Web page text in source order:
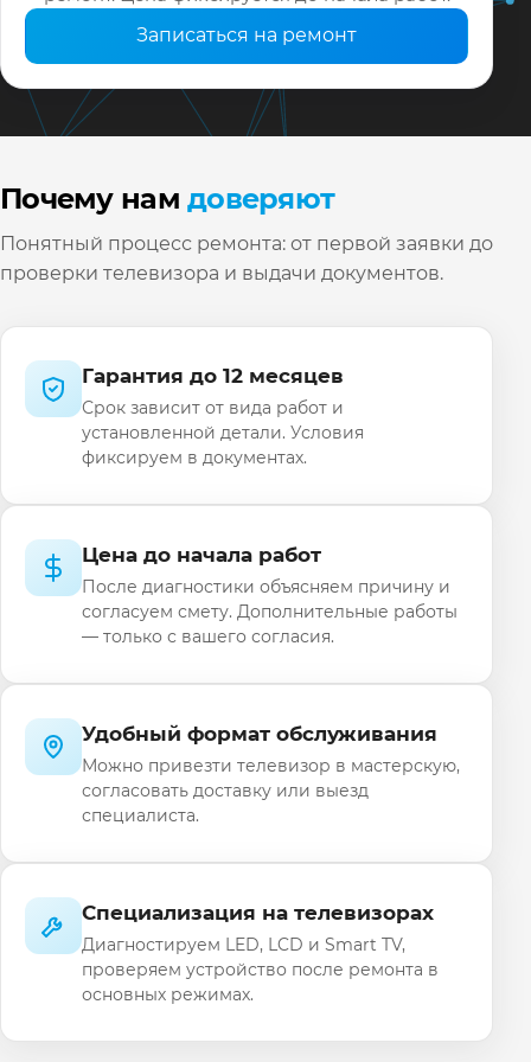
Записаться на ремонт
Почему намдоверяют
Понятный процесс ремонта: от первой заявки до
проверки телевизора и выдачи документов.
Гарантия до 12 месяцев
Срок зависит от вида работ и
установленной детали. Условия
фиксируем в документах.
Цена до начала работ
После диагностики объясняем причину и
согласуем смету. Дополнительные работы
— только с вашего согласия.
Удобный формат обслуживания
Можно привезти телевизор в мастерскую,
согласовать доставку или выезд
специалиста.
Специализация на телевизорах
Диагностируем LED, LCD и Smart TV,
проверяем устройство после ремонта в
основных режимах.